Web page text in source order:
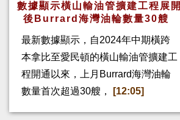
數據顯示橫山輸油管擴建工程展開
後Burrard海灣油輪數量30艘
最新數據顯示，自2024年中期橫跨
本拿比至愛民頓的橫山輸油管擴建工
程開通以來，上月Burrard海灣油輪
數量首次超過30艘，
[12:05]